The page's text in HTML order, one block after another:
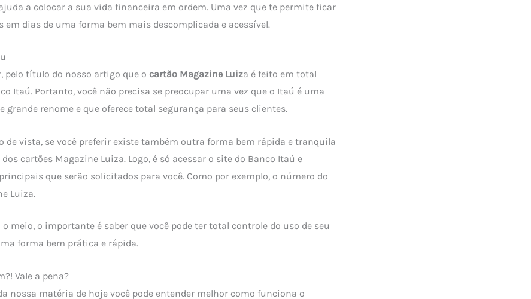
a colocar a sua vida financeira em ordem. Uma vez que te permite ficar
em dias de uma forma bem mais descomplicada e acessível.
pelo título do nosso artigo que o cartão Magazine Luiza é feito em total
Itaú. Portanto, você não precisa se preocupar uma vez que o Itaú é uma
grande renome e que oferece total segurança para seus clientes.
de vista, se você preferir existe também outra forma bem rápida e tranquila
cartões Magazine Luiza. Logo, é só acessar o site do Banco Itaú e
que serão solicitados para você. Como por exemplo, o número do
Luiza.
meio, o importante é saber que você pode ter total controle do uso de seu
forma bem prática e rápida.
Vale a pena?
nossa matéria de hoje você pode entender melhor como funciona o